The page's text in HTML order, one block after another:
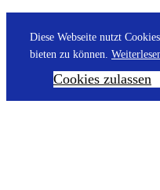
Diese Webseite nutzt
bieten zu können.
Cookies zulassen